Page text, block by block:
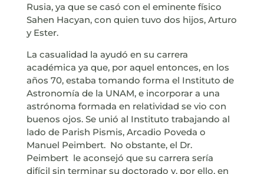
Rusia, ya que se casó con el eminente físico
Sahen Hacyan, con quien tuvo dos hijos, Arturo
y Ester.
La casualidad la ayudó en su carrera
académica ya que, por aquel entonces, en los
años 70, estaba tomando forma el Instituto de
Astronomía de la UNAM, e incorporar a una
astrónoma formada en relatividad se vio con
buenos ojos. Se unió al Instituto trabajando al
lado de Parish Pismis, Arcadio Poveda o
Manuel Peimbert. No obstante, el Dr.
Peimbert le aconsejó que su carrera sería
difícil sin terminar su doctorado y, por ello, en